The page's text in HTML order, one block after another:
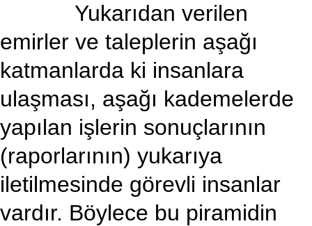
Yukarıdan verilen
emirler ve taleplerin aşağı
katmanlarda ki insanlara
ulaşması, aşağı kademelerde
yapılan işlerin sonuçlarının
(raporlarının) yukarıya
iletilmesinde görevli insanlar
vardır. Böylece bu piramidin